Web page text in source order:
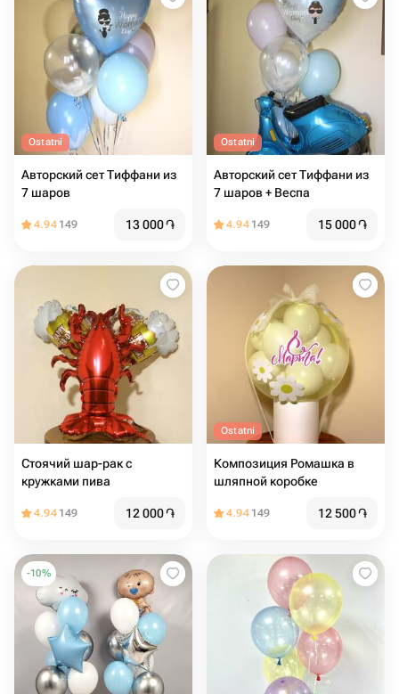
Ostatni
Авторский сет Тиффани из
7 шаров
4.94 149 13 000֏
Ostatni
Авторский сет Тиффани из
7 шаров + Веспа
4.94 149 15 000֏
Стоячий шар-рак с
кружками пива
4.94 149 12 000֏
Ostatni
Композиция Ромашка в
шляпной коробке
4.94 149 12 500֏
-10%